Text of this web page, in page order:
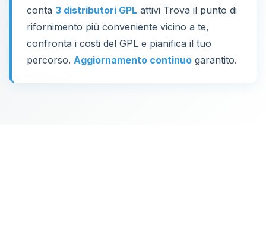
conta 3 distributori GPL attivi Trova il punto di
rifornimento più conveniente vicino a te,
confronta i costi del GPL e pianifica il tuo
percorso. Aggiornamento continuo garantito.